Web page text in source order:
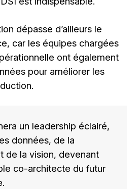
dépasse d’ailleurs le
car les équipes chargées
ont également
pour améliorer les
un leadership éclairé,
données, de la
de la vision, devenant
co-architecte du futur